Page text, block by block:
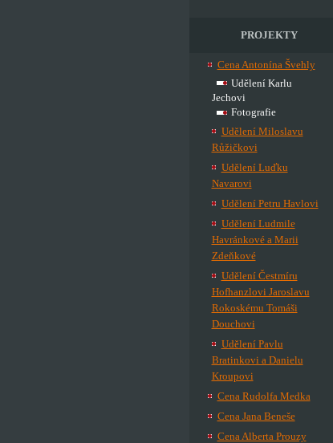
PROJEKTY
Cena Antonína Švehly
Udělení Karlu
Jechovi
Fotografie
Udělení Miloslavu
Růžičkovi
Udělení Luďku
Navarovi
Udělení Petru Havlovi
Udělení Ludmile
Havránkové a Marii
Zdeňkové
Udělení Čestmíru
Hofhanzlovi Jaroslavu
Rokoskému Tomáši
Douchovi
Udělení Pavlu
Bratinkovi a Danielu
Kroupovi
Cena Rudolfa Medka
Cena Jana Beneše
Cena Alberta Prouzy